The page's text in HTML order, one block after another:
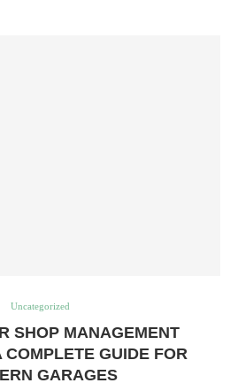
Uncategorized
SHOP MANAGEMENT
COMPLETE GUIDE FOR
GARAGES